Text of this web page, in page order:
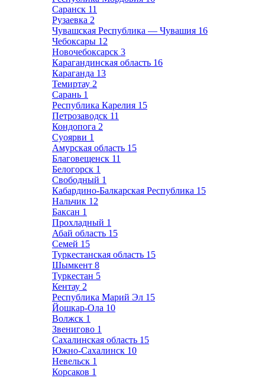
Саранск 11
Рузаевка 2
Чувашская Республика — Чувашия 16
Чебоксары 12
Новочебоксарск 3
Карагандинская область 16
Караганда 13
Темиртау 2
Сарань 1
Республика Карелия 15
Петрозаводск 11
Кондопога 2
Суоярви 1
Амурская область 15
Благовещенск 11
Белогорск 1
Свободный 1
Кабардино-Балкарская Республика 15
Нальчик 12
Баксан 1
Прохладный 1
Абай область 15
Семей 15
Туркестанская область 15
Шымкент 8
Туркестан 5
Кентау 2
Республика Марий Эл 15
Йошкар-Ола 10
Волжск 1
Звенигово 1
Сахалинская область 15
Южно-Сахалинск 10
Невельск 1
Корсаков 1